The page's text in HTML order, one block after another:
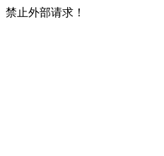
禁止外部请求！